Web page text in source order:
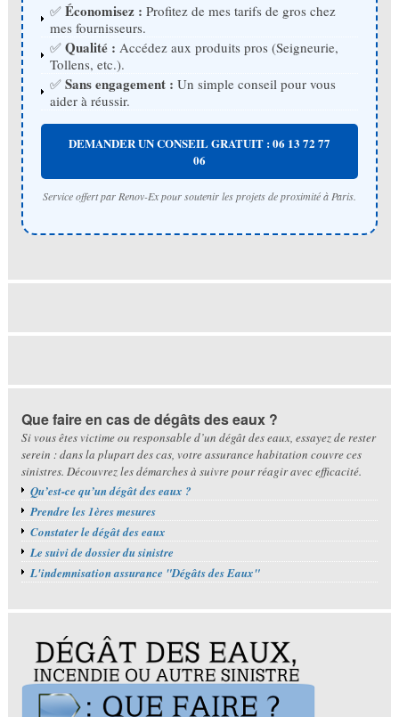
✅ Économisez : Profitez de mes tarifs de gros chez
mes fournisseurs.
✅ Qualité : Accédez aux produits pros (Seigneurie,
Tollens, etc.).
✅ Sans engagement : Un simple conseil pour vous
aider à réussir.
DEMANDER UN CONSEIL GRATUIT : 06 13 72 77
06
Service offert par Renov-Ex pour soutenir les projets de proximité à Paris.
Que faire en cas de dégâts des eaux ?
Si vous êtes victime ou responsable d’un dégât des eaux, essayez de rester
serein : dans la plupart des cas, votre assurance habitation couvre ces
sinistres. Découvrez les démarches à suivre pour réagir avec efficacité.
Qu’est-ce qu’un dégât des eaux ?
Prendre les 1ères mesures
Constater le dégât des eaux
Le suivi de dossier du sinistre
L'indemnisation assurance "Dégâts des Eaux"